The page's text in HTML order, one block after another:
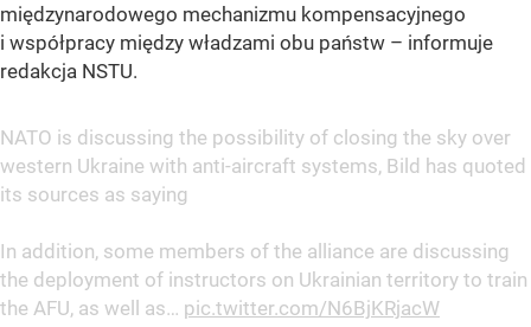
międzynarodowego mechanizmu kompensacyjnego
i współpracy między władzami obu państw – informuje
redakcja NSTU.
NATO is discussing the possibility of closing the sky over
western Ukraine with anti-aircraft systems, Bild has quoted
its sources as saying
In addition, some members of the alliance are discussing
the deployment of instructors on Ukrainian territory to train
the AFU, as well as… pic.twitter.com/N6BjKRjacW